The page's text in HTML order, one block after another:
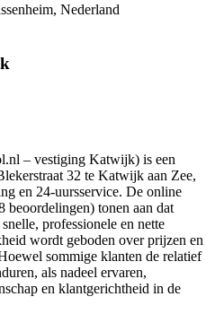
Nederland
– vestiging Katwijk) is een
32 te Katwijk aan Zee,
en 24-uursservice. De online
tonen aan dat
professionele en nette
wordt geboden over prijzen en
sommige klanten de relatief
als nadeel ervaren,
en klantgerichtheid in de